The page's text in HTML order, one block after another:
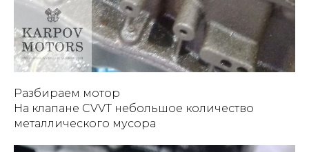
Разбираем мотор
На клапане СVVT небольшое количество
металлического мусора